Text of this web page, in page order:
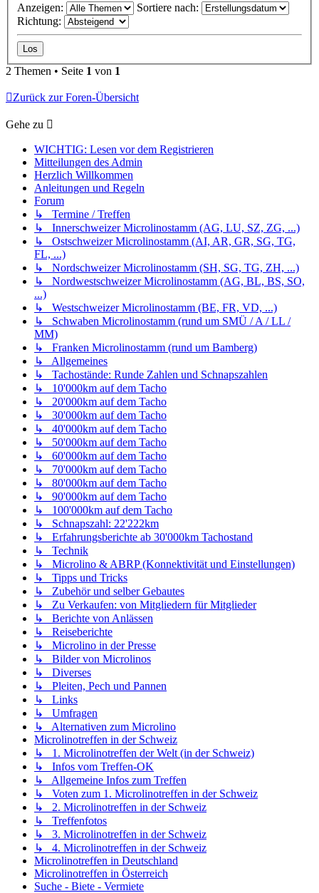
Anzeigen:
Sortiere nach:
Richtung:
2 Themen • Seite 1 von 1
Zurück zur Foren-Übersicht
Gehe zu
WICHTIG: Lesen vor dem Registrieren
Mitteilungen des Admin
Herzlich Willkommen
Anleitungen und Regeln
Forum
↳ Termine / Treffen
↳ Innerschweizer Microlinostamm (AG, LU, SZ, ZG, ...)
↳ Ostschweizer Microlinostamm (AI, AR, GR, SG, TG,
FL, ...)
↳ Nordschweizer Microlinostamm (SH, SG, TG, ZH, ...)
↳ Nordwestschweizer Microlinostamm (AG, BL, BS, SO,
...)
↳ Westschweizer Microlinostamm (BE, FR, VD, ...)
↳ Schwaben Microlinostamm (rund um SMÜ / A / LL /
MM)
↳ Franken Microlinostamm (rund um Bamberg)
↳ Allgemeines
↳ Tachostände: Runde Zahlen und Schnapszahlen
↳ 10'000km auf dem Tacho
↳ 20'000km auf dem Tacho
↳ 30'000km auf dem Tacho
↳ 40'000km auf dem Tacho
↳ 50'000km auf dem Tacho
↳ 60'000km auf dem Tacho
↳ 70'000km auf dem Tacho
↳ 80'000km auf dem Tacho
↳ 90'000km auf dem Tacho
↳ 100'000km auf dem Tacho
↳ Schnapszahl: 22'222km
↳ Erfahrungsberichte ab 30'000km Tachostand
↳ Technik
↳ Microlino & ABRP (Konnektivität und Einstellungen)
↳ Tipps und Tricks
↳ Zubehör und selber Gebautes
↳ Zu Verkaufen: von Mitgliedern für Mitglieder
↳ Berichte von Anlässen
↳ Reiseberichte
↳ Microlino in der Presse
↳ Bilder von Microlinos
↳ Diverses
↳ Pleiten, Pech und Pannen
↳ Links
↳ Umfragen
↳ Alternativen zum Microlino
Microlinotreffen in der Schweiz
↳ 1. Microlinotreffen der Welt (in der Schweiz)
↳ Infos vom Treffen-OK
↳ Allgemeine Infos zum Treffen
↳ Voten zum 1. Microlinotreffen in der Schweiz
↳ 2. Microlinotreffen in der Schweiz
↳ Treffenfotos
↳ 3. Microlinotreffen in der Schweiz
↳ 4. Microlinotreffen in der Schweiz
Microlinotreffen in Deutschland
Microlinotreffen in Österreich
Suche - Biete - Vermiete